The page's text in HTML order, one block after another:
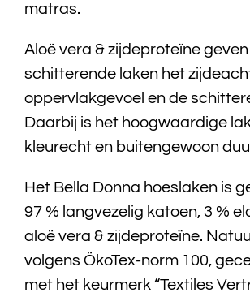
Showroom modellen
matras.
Aloë vera & zijdeproteïne
schitterende laken het
oppervlakgevoel en de
Daarbij is het hoogwaardige
kleurecht en buitengewoon
Het Bella Donna hoeslaken is
97 % langvezelig katoen, 3 %
aloë vera & zijdeproteïne.
volgens ÖkoTex-norm 100,
met het keurmerk “Textiles